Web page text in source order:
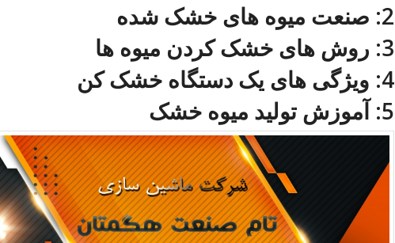
2: صنعت میوه های خشک شده
3: روش های خشک کردن میوه ها
4: ویژگی های یک دستگاه خشک کن
5: آموزش تولید میوه خشک